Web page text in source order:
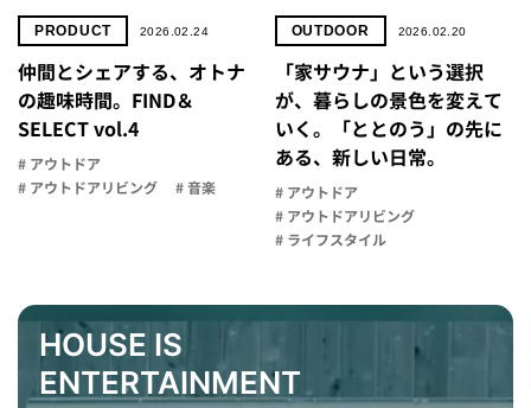
PRODUCT 2026.02.24
仲間とシェアする、オトナ
の趣味時間。FIND＆
SELECT vol.4
# アウトドア
# アウトドアリビング
# 音楽
OUTDOOR 2026.02.20
「家サウナ」と​いう​選択
が、​暮らしの​景色を​変えて
いく。「​ととのう」の​先に​
ある、​新しい​日常。
# アウトドア
# アウトドアリビング
# ライフスタイル
HOUSE IS
ENTERTAINMENT